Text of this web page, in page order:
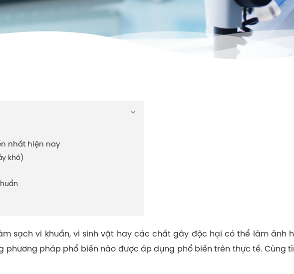
nhất hiện nay
khô)
sạch vi khuẩn, vi sinh vật hay các chất gây độc hại có thể làm ảnh
phương pháp phổ biến nào được áp dụng phổ biến trên thực tế. Cùng